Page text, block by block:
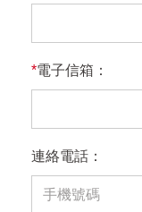
*電子信箱：
連絡電話：